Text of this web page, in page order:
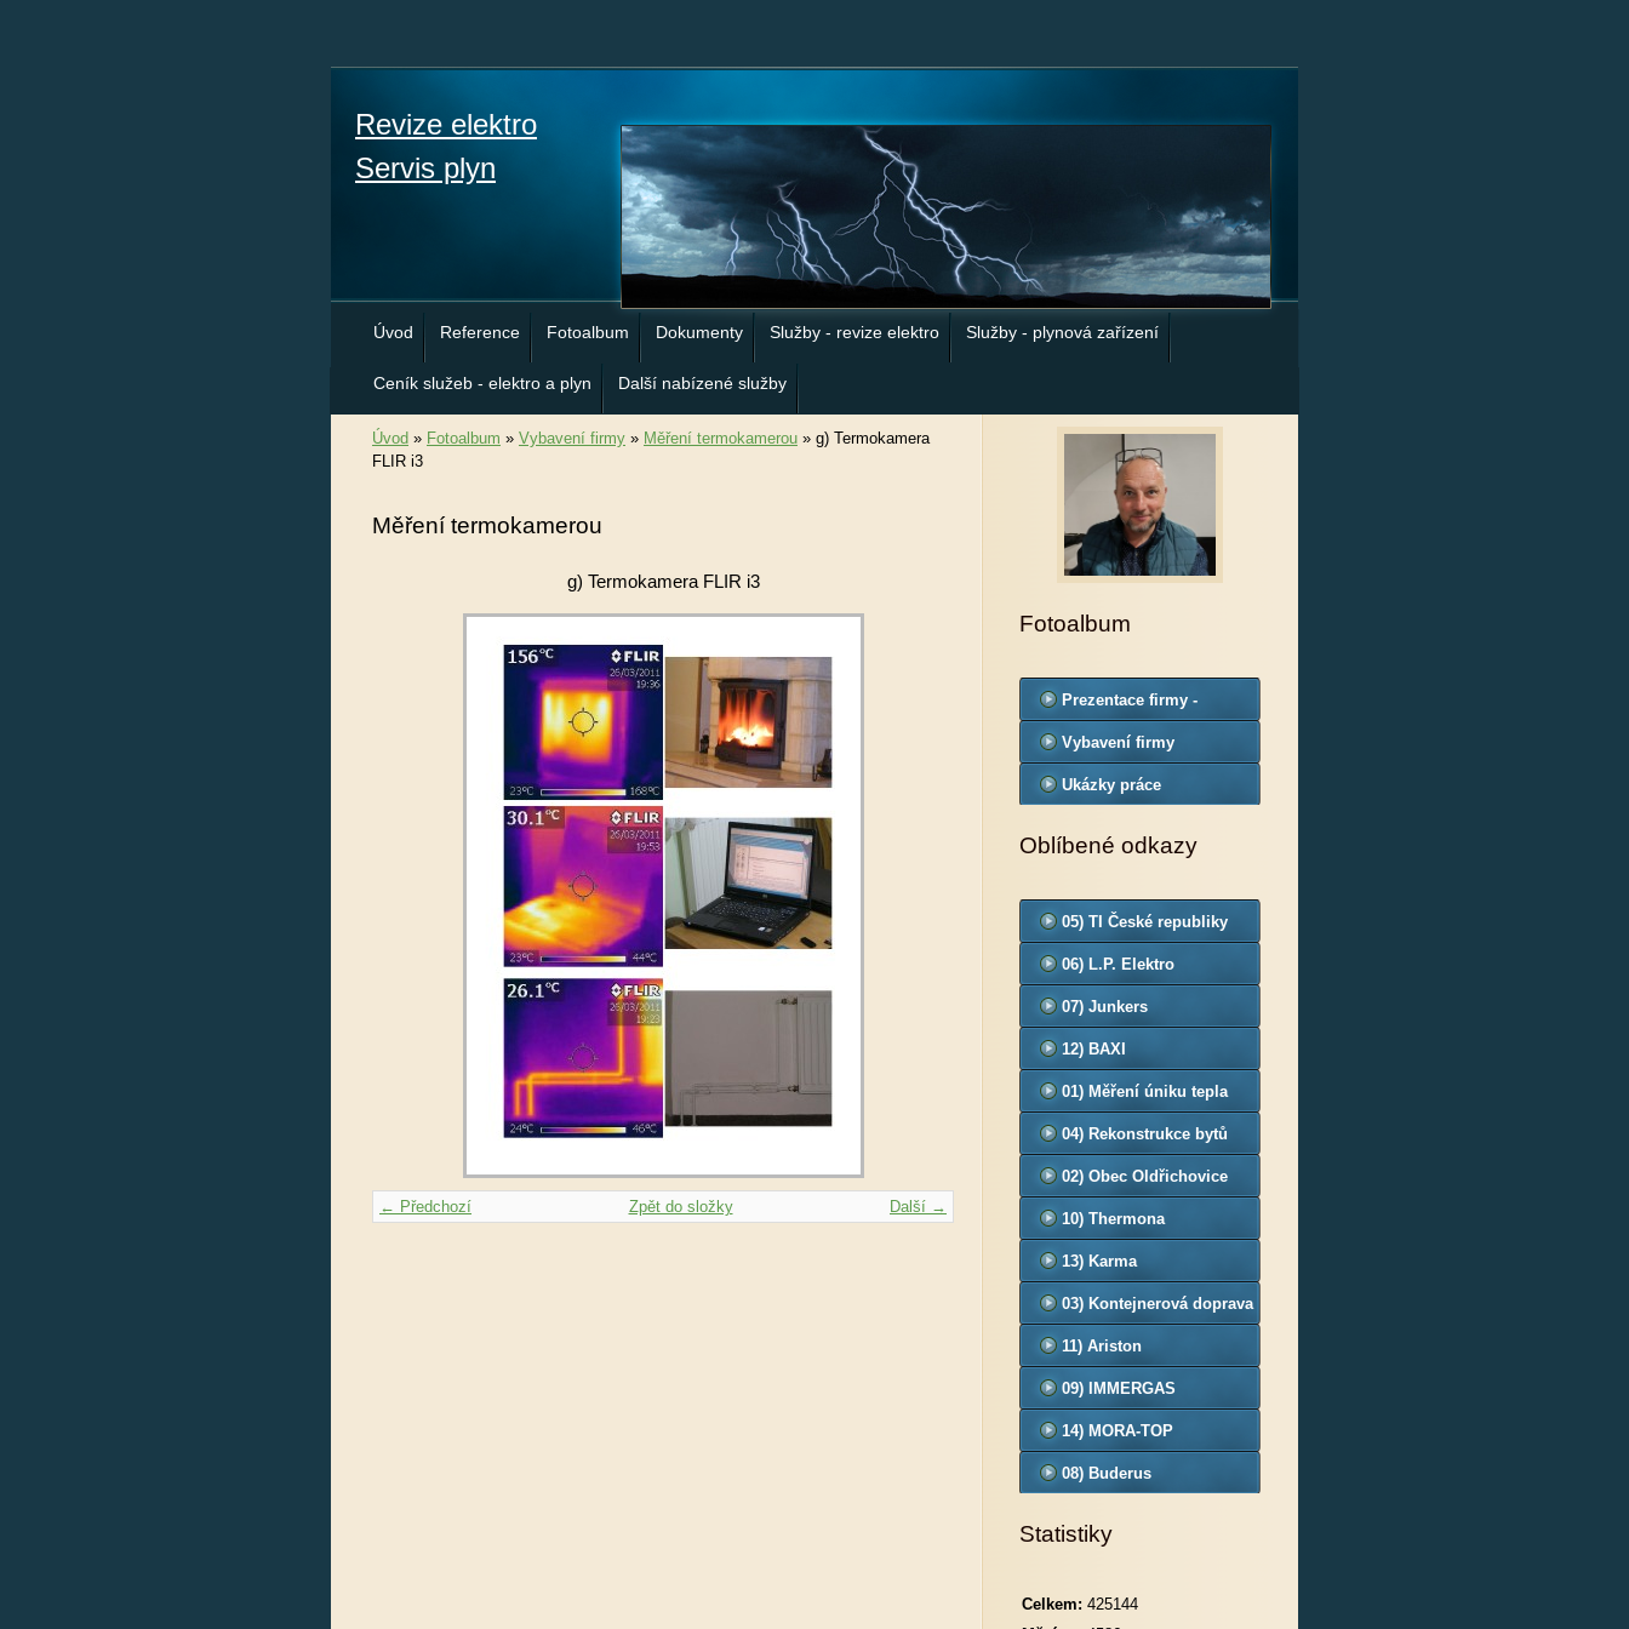
Revize elektro
Servis plyn
Úvod Reference Fotoalbum Dokumenty Služby - revize elektro Služby - plynová zařízení
Ceník služeb - elektro a plyn Další nabízené služby
Úvod » Fotoalbum » Vybavení firmy » Měření termokamerou » g) Termokamera
FLIR i3
Měření termokamerou
g) Termokamera FLIR i3
← Předchozí Další →
Zpět do složky
Fotoalbum
Prezentace firmy -
odborná způsobilost
Vybavení firmy
Ukázky práce
Oblíbené odkazy
05) TI České republiky
06) L.P. Elektro
07) Junkers
12) BAXI
01) Měření úniku tepla
04) Rekonstrukce bytů
02) Obec Oldřichovice
10) Thermona
13) Karma
03) Kontejnerová doprava
- Otrokovice
11) Ariston
09) IMMERGAS
14) MORA-TOP
08) Buderus
Statistiky
Celkem: 425144